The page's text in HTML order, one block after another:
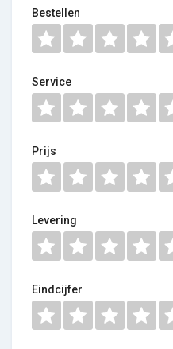
Bestellen
Service
Prijs
Levering
Eindcijfer